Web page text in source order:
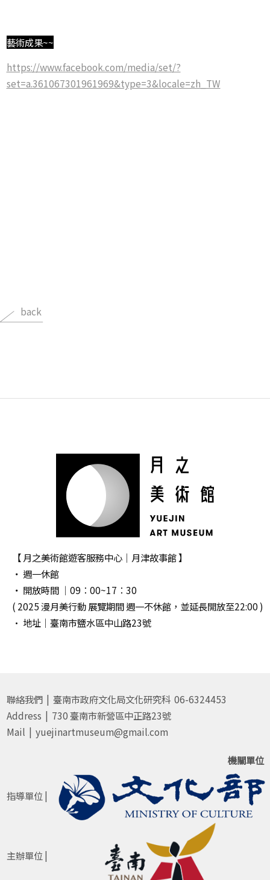
藝術成果~~
https://www.facebook.com/media/set/?
set=a.361067301961969&type=3&locale=zh_TW
back
【 月之美術館遊客服務中心｜月津故事館 】
‧ 週一休館
‧ 開放時間 │09：00~17：30
( 2025 漫月美行動 展覽期間 週一不休館，並延長開放至22:00 )
· 地址｜臺南市鹽水區中山路23號
聯絡我們 | 臺南市政府文化局文化研究科 06-6324453
Address | 730 臺南市新營區中正路23號
Mail | yuejinartmuseum@gmail.com
機關單位
指導單位 |
主辦單位 |